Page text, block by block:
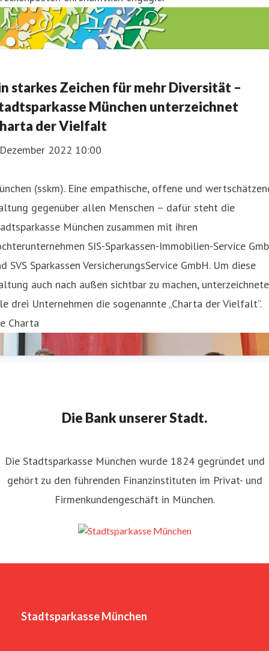
starkes Zeichen für mehr Diversität –
München unterzeichnet
der Vielfalt
2022 10:00
(sskm). Eine empathische, offene und
gegenüber allen Menschen – dafür steht die
München zusammen mit ihren
SIS-Sparkassen-Immobilien-Service
SVS Sparkassen VersicherungsService GmbH. Um diese
auch nach außen sichtbar zu machen,
drei Unternehmen die sogenannte „Charta der Vielfalt“.
Charta
Die Bank unserer Stadt.
Die Stadtsparkasse München wurde 1824 gegründet und
gehört zu den führenden Finanzinstituten im Privat- und
Firmenkundengeschäft in München.
Stadtsparkasse München